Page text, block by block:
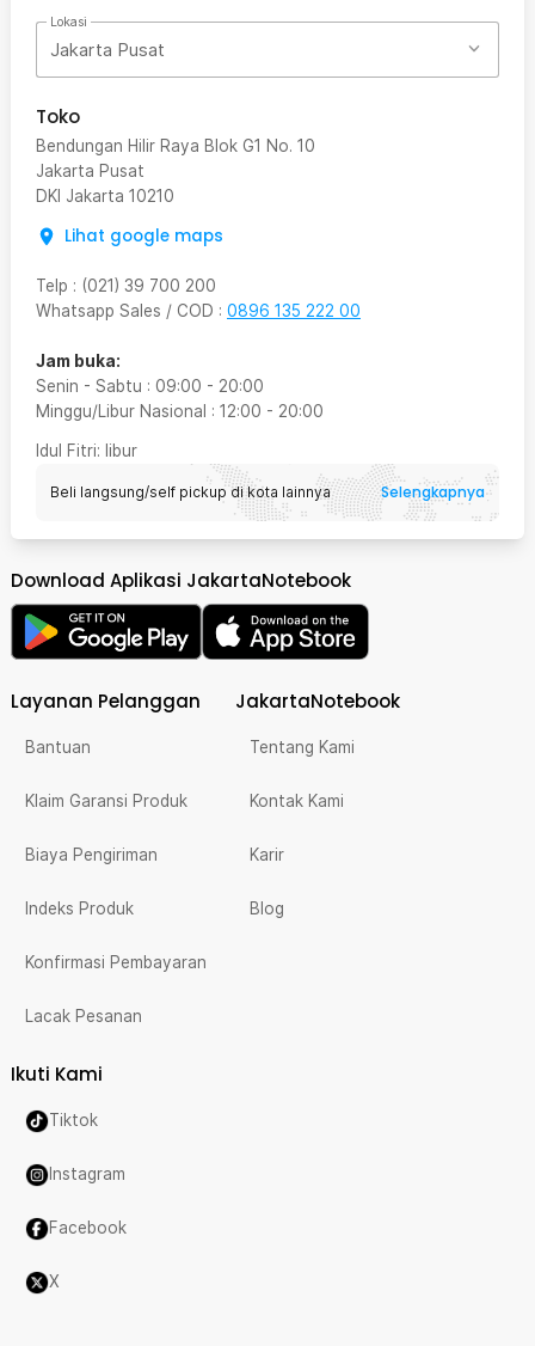
Lokasi
Jakarta Pusat
Toko
Bendungan Hilir Raya Blok G1 No. 10
Jakarta Pusat
DKI Jakarta 10210
Lihat google maps
Telp : (021) 39 700 200
Whatsapp Sales / COD : 0896 135 222 00
Jam buka:
Senin - Sabtu : 09:00 - 20:00
Minggu/Libur Nasional : 12:00 - 20:00
Idul Fitri: libur
Beli langsung/self pickup di kota lainnya Selengkapnya
Download Aplikasi JakartaNotebook
Layanan Pelanggan
Bantuan
Klaim Garansi Produk
Biaya Pengiriman
Indeks Produk
Konfirmasi Pembayaran
Lacak Pesanan
JakartaNotebook
Tentang Kami
Kontak Kami
Karir
Blog
Ikuti Kami
Tiktok
Instagram
Facebook
X